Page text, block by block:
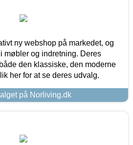
ny webshop på markedet, og
møbler og indretning. Deres
den klassiske, den moderne
her for at se deres udvalg.
på Norliving.dk